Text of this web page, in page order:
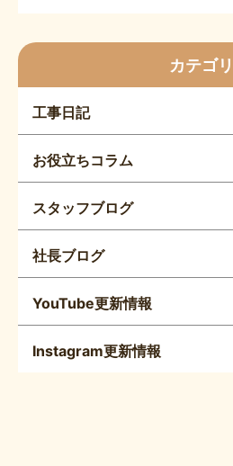
カテゴリ
工事日記
お役立ちコラム
スタッフブログ
社長ブログ
YouTube更新情報
Instagram更新情報